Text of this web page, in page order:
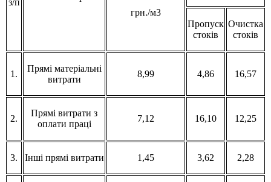
з/п
грн./м3
Пропуск
стоків
Очистка
стоків
1.
Прямі матеріальні
витрати
8,99 4,86 16,57
2.
Прямі витрати з
оплати праці
7,12 16,10 12,25
3. Інші прямі витрати 1,45 3,62 2,28